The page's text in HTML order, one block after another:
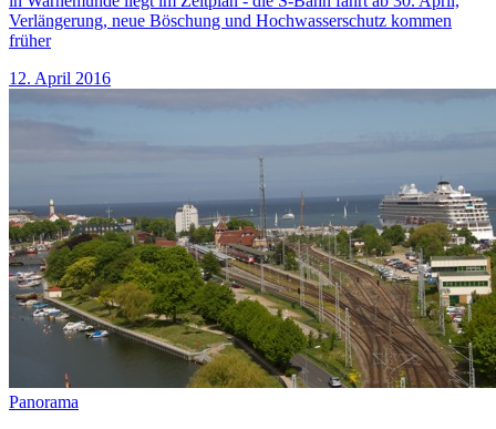
Verlängerung, neue Böschung und Hochwasserschutz kommen
früher
12. April 2016
Panorama